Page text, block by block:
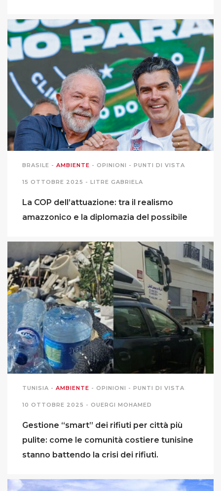
BRASILE - AMBIENTE - OPINIONI - PUNTI DI VISTA
15 OTTOBRE 2025 - LITRE GABRIELA
La COP dell’attuazione: tra il realismo
amazzonico e la diplomazia del possibile
TUNISIA - AMBIENTE - OPINIONI - PUNTI DI VISTA
10 OTTOBRE 2025 - OUERGI MOHAMED
Gestione “smart” dei rifiuti per città più
pulite: come le comunità costiere tunisine
stanno battendo la crisi dei rifiuti.